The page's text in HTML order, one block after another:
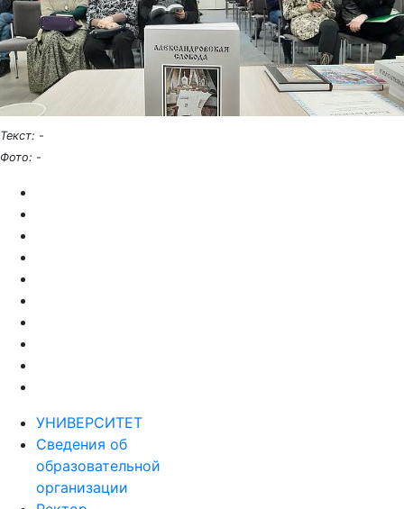
Текст: -
Фото: -
УНИВЕРСИТЕТ
Сведения об
образовательной
организации